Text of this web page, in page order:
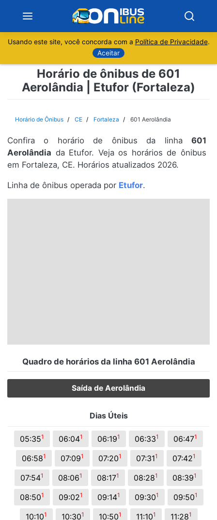
Sobre
Rio de Janeiro
Usando este site, você concorda com a Política de Privacidade.
Aceitar
Horário de ônibus de 601
Aerolândia | Etufor (Fortaleza)
Horário de Ônibus CE Fortaleza 601 Aerolândia
Confira o horário de ônibus da linha 601
Aerolândia da Etufor. Veja os horários de ônibus
em Fortaleza, CE. Horários atualizados 2026.
Linha de ônibus operada por Etufor.
Quadro de horários da linha 601 Aerolândia
Saída de Aerolândia
Dias Úteis
05:351 06:041 06:191 06:331 06:471
06:581 07:091 07:201 07:311 07:421
07:541 08:061 08:171 08:281 08:391
08:501 09:021 09:141 09:301 09:501
10:101 10:301 10:501 11:101 11:281